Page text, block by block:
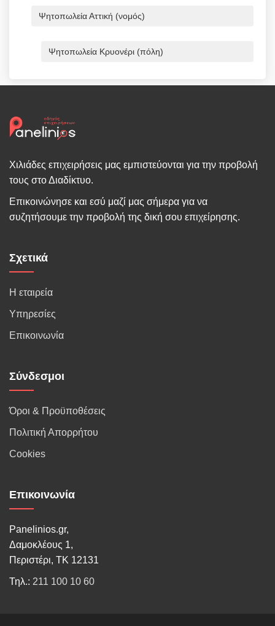
Ψητοπωλεία Αττική (νομός)
Ψητοπωλεία Κρυονέρι (πόλη)
Χιλιάδες επιχειρήσεις μας εμπιστεύονται για την προβολή
τους στο Διαδίκτυο.
Επικοινώνησε και εσύ μαζί μας σήμερα για να
συζητήσουμε την προβολή της δική σου επιχείρησης.
Σχετικά
Η εταιρεία
Υπηρεσίες
Επικοινωνία
Σύνδεσμοι
Όροι & Προϋποθέσεις
Πολιτική Απορρήτου
Cookies
Επικοινωνία
Panelinios.gr,
Δαμοκλέους 1,
Περιστέρι, ΤΚ 12131
Τηλ.: 211 100 10 60